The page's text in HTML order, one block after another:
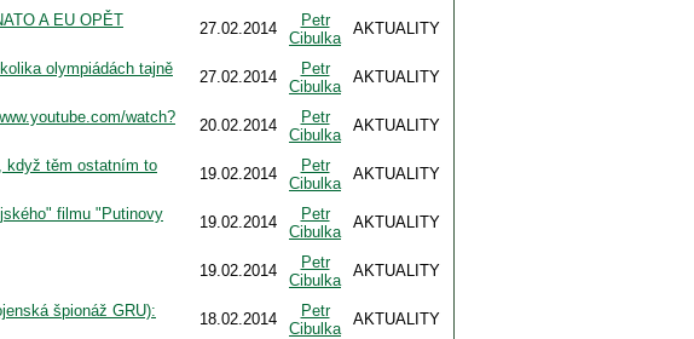
A EU OPĚT
27.02.2014
Petr
Cibulka
AKTUALITY
olympiádách tajně
27.02.2014
Petr
Cibulka
AKTUALITY
watch?
20.02.2014
Petr
Cibulka
AKTUALITY
když těm ostatním to
19.02.2014
Petr
Cibulka
AKTUALITY
filmu "Putinovy
19.02.2014
Petr
Cibulka
AKTUALITY
19.02.2014
Petr
Cibulka
AKTUALITY
špionáž GRU):
18.02.2014
Petr
Cibulka
AKTUALITY